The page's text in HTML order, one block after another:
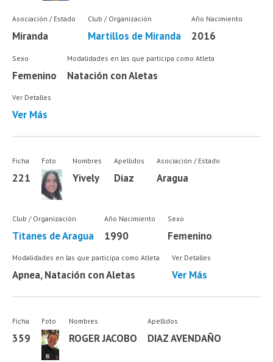
Asociación / Estado
Miranda
Club / Organización
Martillos de Miranda
Año Nacimiento
2016
Sexo
Femenino
Modalidades en las que participa como Atleta
Natación con Aletas
Ver Detalles
Ver Más
Ficha
221
Foto Nombres
Yively
Apellidos
Diaz
Asociación / Estado
Aragua
Club / Organización
Titanes de Aragua
Año Nacimiento
1990
Sexo
Femenino
Modalidades en las que participa como Atleta
Apnea, Natación con Aletas
Ver Detalles
Ver Más
Ficha
359
Foto Nombres
ROGER JACOBO
Apellidos
DIAZ AVENDAÑO